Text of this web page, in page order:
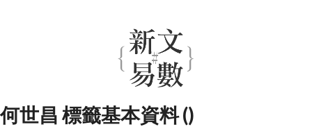
何世昌 標籤基本資料 ()